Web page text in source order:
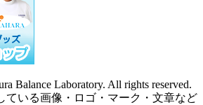
Balance Laboratory. All rights reserved.
ている画像・ロゴ・マーク・文章など